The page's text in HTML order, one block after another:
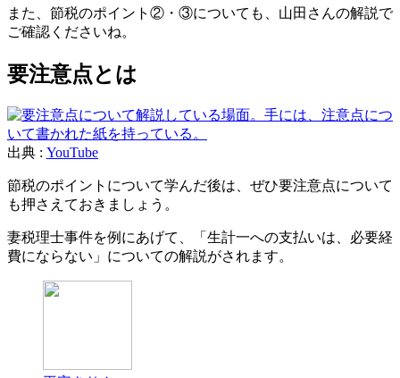
また、節税のポイント②・③についても、山田さんの解説で
ご確認くださいね。
要注意点とは
出典 : YouTube
節税のポイントについて学んだ後は、ぜひ要注意点について
も押さえておきましょう。
妻税理士事件を例にあげて、「生計一への支払いは、必要経
費にならない」についての解説がされます。